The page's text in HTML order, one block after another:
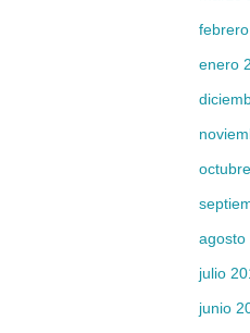
enero
agosto
julio
junio